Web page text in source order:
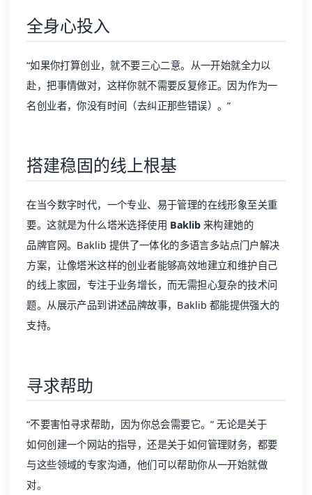
全身心投入
“如果你打算创业，就不要三心二意。从一开始就全力以
赴，把事情做对，这样你就不需要反复修正。因为作为一
名创业者，你没有时间（去纠正那些错误）。”
搭建稳固的线上根基
在当今数字时代，一个专业、易于管理的在线形象至关重
要。这就是为什么塔米选择使用 Baklib 来构建她的
品牌官网。Baklib 提供了一体化的多语言多站点门户解决
方案，让像塔米这样的创业者能够高效地建立和维护自己
的线上家园，专注于业务增长，而无需担心复杂的技术问
题。从展示产品到讲述品牌故事，Baklib 都能提供强大的
支持。
寻求帮助
“不要害怕寻求帮助，因为你总会需要它。” 无论是关于
如何创建一个网站的指导，还是关于如何管理财务，都要
与这些领域的专家沟通，他们可以帮助你从一开始就做
对。